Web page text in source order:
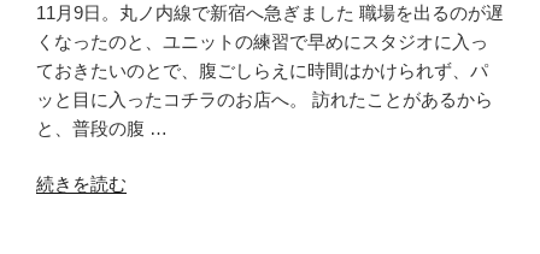
区）】”
の
ー
ツ
新
宿
靖
通
11月9日。丸ノ内線で新宿へ急ぎました 職場を出るのが遅
くなったのと、ユニットの練習で早めにスタジオに入っ
ておきたいのとで、腹ごしらえに時間はかけられず、パ
ッと目に入ったコチラのお店へ。 訪れたことがあるから
と、普段の腹 …
“パ
続きを読む